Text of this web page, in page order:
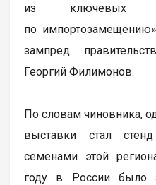
из ключевых
по
зампред
Георгий Филимонов.
По словам чиновника,
выставки стал
семенами этой
году в России было